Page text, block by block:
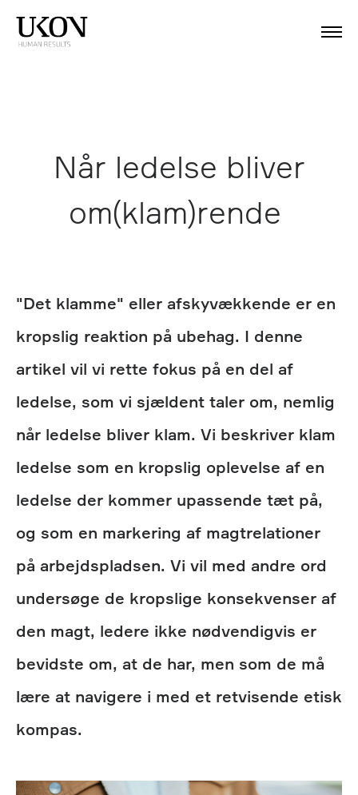
Når ledelse bliver
om(klam)rende
"Det klamme" eller afskyvækkende er en
kropslig reaktion på ubehag. I denne
artikel vil vi rette fokus på en del af
ledelse, som vi sjældent taler om, nemlig
når ledelse bliver klam. Vi beskriver klam
ledelse som en kropslig oplevelse af en
ledelse der kommer upassende tæt på,
og som en markering af magtrelationer
på arbejdspladsen. Vi vil med andre ord
undersøge de kropslige konsekvenser af
den magt, ledere ikke nødvendigvis er
bevidste om, at de har, men som de må
lære at navigere i med et retvisende etisk
kompas.